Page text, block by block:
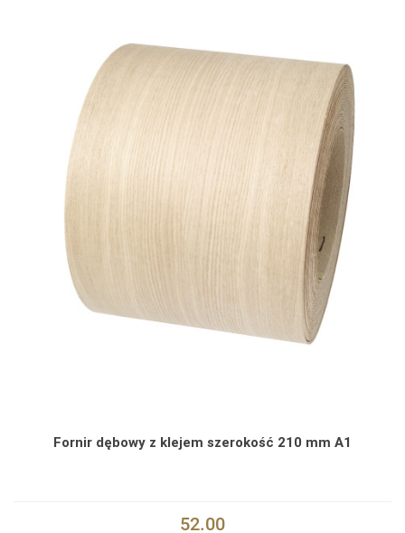
Fornir dębowy z klejem szerokość 210 mm A1
52.00